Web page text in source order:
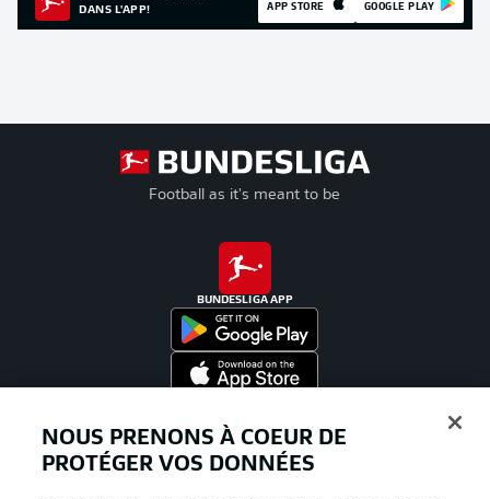
DANS L'APP!
APP STORE GOOGLE PLAY
Football as it's meant to be
BUNDESLIGA APP
NOUS PRENONS À COEUR DE
PROTÉGER VOS DONNÉES